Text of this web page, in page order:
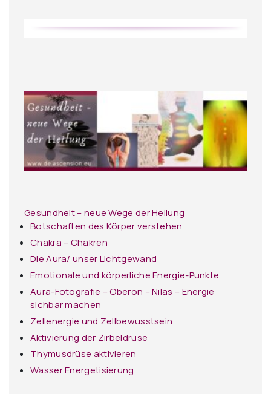
Gesundheit – neue Wege der Heilung
Botschaften des Körper verstehen
Chakra – Chakren
Die Aura/ unser Lichtgewand
Emotionale und körperliche Energie-Punkte
Aura-Fotografie – Oberon – Nilas – Energie
sichbar machen
Zellenergie und Zellbewusstsein
Aktivierung der Zirbeldrüse
Thymusdrüse aktivieren
Wasser Energetisierung